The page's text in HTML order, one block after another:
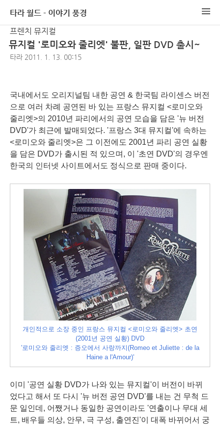
타라 월드 - 이야기 풍경
프렌치 뮤지컬
뮤지컬 '로미오와 줄리엣' 불판, 일판 DVD 출시~
타라 2011. 1. 13. 00:15
국내에서도 오리지널팀 내한 공연 & 한국팀 라이센스 버전
으로 여러 차례 공연된 바 있는 프랑스 뮤지컬 <로미오와
줄리엣>의 2010년 파리에서의 공연 모습을 담은 '뉴 버전
DVD'가 최근에 발매되었다. '프랑스 3대 뮤지컬'에 속하는
<로미오와 줄리엣>은 그 이전에도 2001년 파리 공연 실황
을 담은 DVD가 출시된 적 있으며, 이 '초연 DVD'의 경우엔
한국의 인터넷 사이트에서도 정식으로 판매 중이다.
개인적으로 소장 중인 프랑스 뮤지컬 <로미오와 줄리엣> 초연
(2001년 공연 실황) DVD
'로미오와 줄리엣 : 증오에서 사랑까지(Romeo et Juliette : de la
Haine a l'Amour)'
이미 '공연 실황 DVD가 나와 있는 뮤지컬'이 버전 이 바뀌
었다고 해서 또 다시 '뉴 버전 공연 DVD'를 내는 건 무척 드
문 일인데, 어쨌거나 동일한 공연이라도 '연출이나 무대 세
트, 배우들 의상, 안무, 극 구성, 출연진'이 대폭 바뀌어서 궁